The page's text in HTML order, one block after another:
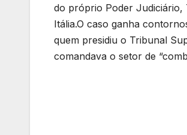
do próprio Poder Judiciário,
Itália.O caso ganha
quem presidiu o Tribunal
comandava o setor de